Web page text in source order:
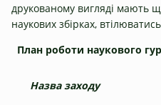
друкованому вигляді мають
наукових збірках,
План роботи наукового
Назва заходу